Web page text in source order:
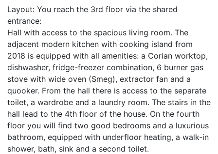
Layout: You reach the 3rd floor via the shared
entrance:
Hall with access to the spacious living room. The
adjacent modern kitchen with cooking island from
2018 is equipped with all amenities: a Corian worktop,
dishwasher, fridge-freezer combination, 6 burner gas
stove with wide oven (Smeg), extractor fan and a
quooker. From the hall there is access to the separate
toilet, a wardrobe and a laundry room. The stairs in the
hall lead to the 4th floor of the house. On the fourth
floor you will find two good bedrooms and a luxurious
bathroom, equipped with underfloor heating, a walk-in
shower, bath, sink and a second toilet.